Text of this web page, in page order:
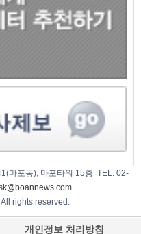
마포동), 마포타워 15층 TEL. 02-
rights reserved.
개인정보 처리방침